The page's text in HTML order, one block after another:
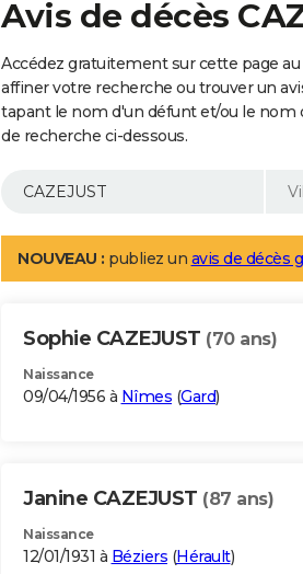
Avis de décès
Accédez gratuitement sur cette page au
affiner votre recherche ou trouver un
tapant le nom d'un défunt et/ou le nom
de recherche ci-dessous.
NOUVEAU : publiez un avis de décès
Sophie CAZEJUST (70 ans)
Naissance
09/04/1956 à Nîmes (Gard)
Janine CAZEJUST (87 ans)
Naissance
12/01/1931 à Béziers (Hérault)